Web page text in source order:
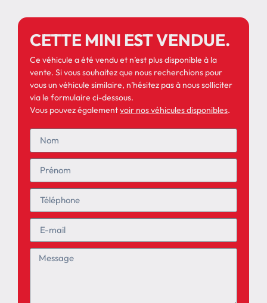
CETTE MINI EST VENDUE.
Ce véhicule a été vendu et n’est plus disponible à la
vente. Si vous souhaitez que nous recherchions pour
vous un véhicule similaire, n’hésitez pas à nous solliciter
via le formulaire ci-dessous.
Vous pouvez égalementvoir nos véhicules disponibles.